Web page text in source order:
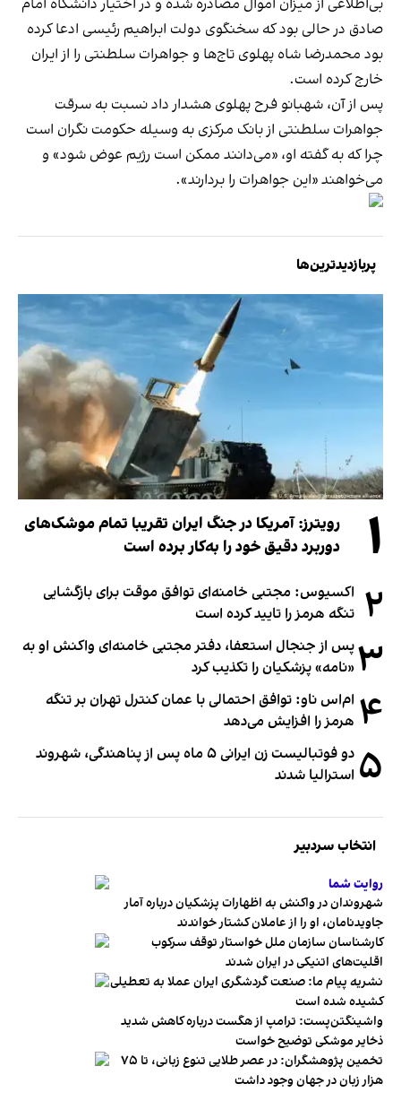
صادق در حالی بود که سخنگوی دولت ابراهیم رئیسی ادعا کرده
بود محمدرضا شاه پهلوی تاج‌ها و جواهرات سلطنتی را از ایران
خارج کرده است.
پس از آن، شهبانو فرح پهلوی هشدار داد نسبت به سرقت
جواهرات سلطنتی از بانک مرکزی به وسیله حکومت نگران است
چرا که به گفته او، «می‌دانند ممکن است رژیم عوض شود» و
می‌خواهند «این جواهرات را بردارند».
پربازدیدترین‌ها
۱
رویترز: آمریکا در جنگ ایران تقریبا تمام موشک‌های
دوربرد دقیق خود را به‌کار برده است
۲ اکسیوس: مجتبی خامنه‌ای توافق موقت برای بازگشایی
تنگه هرمز را تایید کرده است
۳پس از جنجال استعفا، دفتر مجتبی خامنه‌ای واکنش او به
«نامه» پزشکیان را تکذیب کرد
۴ ام‌اس ناو: توافق احتمالی با عمان کنترل تهران بر تنگه
هرمز را افزایش می‌دهد
۵
دو فوتبالیست زن ایرانی ۵ ماه پس از پناهندگی، شهروند
استرالیا شدند
انتخاب سردبیر
روایت شما
شهروندان در واکنش به اظهارات پزشکیان درباره آمار
جاویدنامان، او را از عاملان کشتار خواندند
کارشناسان سازمان ملل خواستار توقف سرکوب
اقلیت‌های اتنیکی در ایران شدند
نشریه پیام ما: صنعت گردشگری ایران عملا به تعطیلی
کشیده شده است
واشینگتن‌پست: ترامپ از هگست درباره کاهش شدید
ذخایر موشکی توضیح خواست
تخمین پژوهشگران: در عصر طلایی تنوع زبانی، تا ۷۵
هزار زبان در جهان وجود داشت